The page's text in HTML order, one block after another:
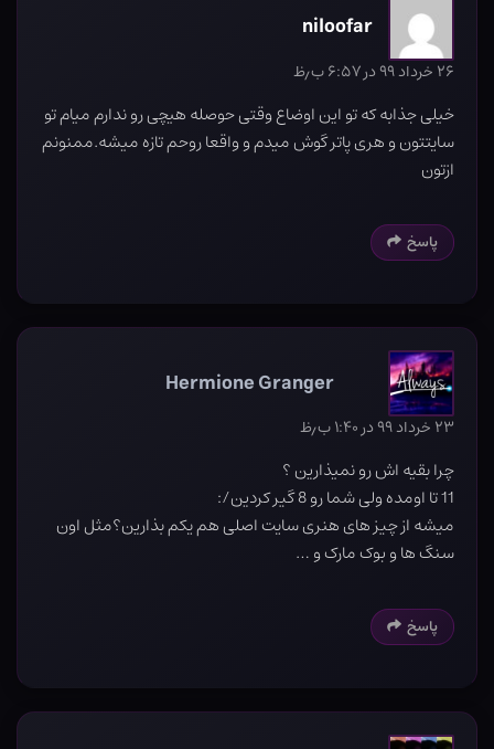
niloofar
۲۶ خرداد ۹۹ در ۶:۵۷ ب٫ظ
خیلی جذابه که تو این اوضاع وقتی حوصله هیچی رو ندارم میام تو
سایتتون و هری پاتر گوش میدم و واقعا روحم تازه میشه.ممنونم
ازتون
پاسخ
Hermione Granger
۲۳ خرداد ۹۹ در ۱:۴۰ ب٫ظ
چرا بقیه اش رو نمیذارین ؟
11 تا اومده ولی شما رو 8 گیر کردین/:
میشه از چیز های هنری سایت اصلی هم یکم بذارین؟مثل اون
سنگ ها و بوک مارک و …
پاسخ